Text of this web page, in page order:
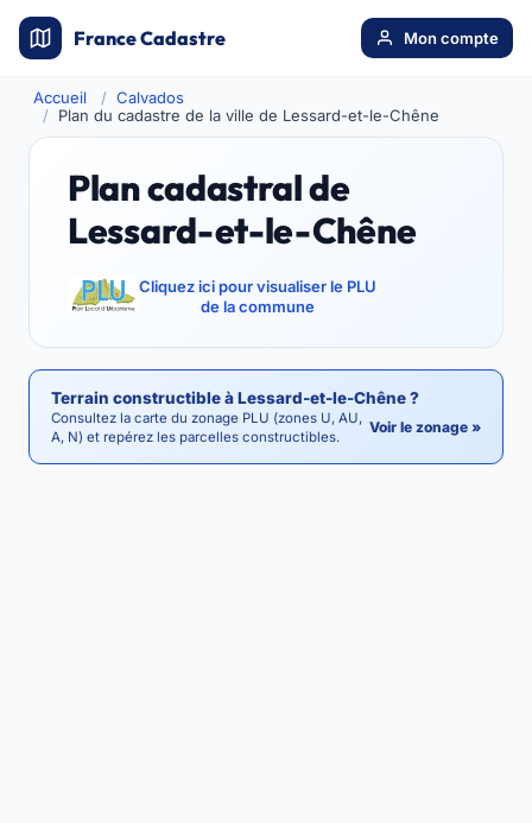
France Cadastre Mon compte
Accueil
Calvados
Plan du cadastre de la ville de Lessard-et-le-Chêne
Plan cadastral de
Lessard-et-le-Chêne
Cliquez ici pour visualiser le PLU
de la commune
Terrain constructible à Lessard-et-le-Chêne ?
Consultez la carte du zonage PLU (zones U, AU,
A, N) et repérez les parcelles constructibles.
Voir le zonage »